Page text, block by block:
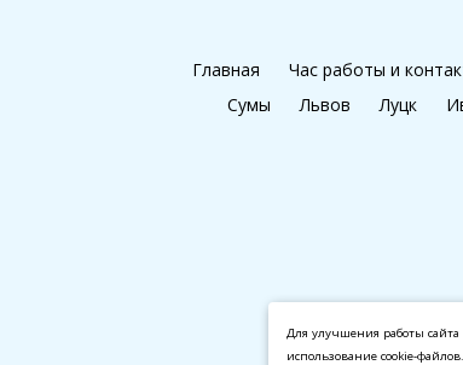
Главная Час работы и
Сумы
Львов Луцк
Для улучшения работы
использование cookie-